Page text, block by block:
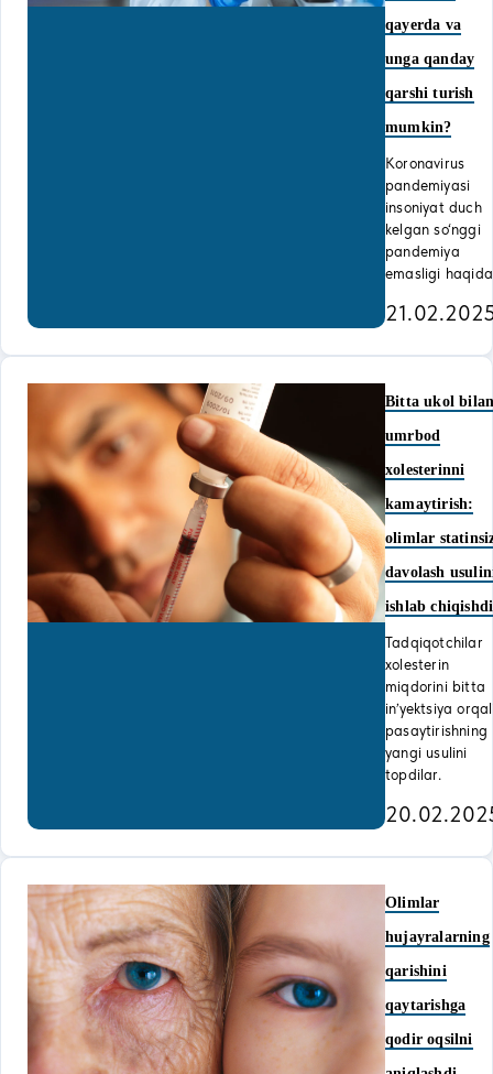
qayerda va
unga qanday
qarshi turish
mumkin?
Koronavirus
pandemiyasi
insoniyat duch
kelgan so‘nggi
pandemiya
emasligi haqida
Bitta ukol
umrbod
xolesterinni
kamaytirish:
olimlar
davolash
ishlab chiqishdi
Tadqiqotchilar
xolesterin
miqdorini bitta
inʼyektsiya
pasaytirishning
yangi usulini
topdilar.
Olimlar
hujayralarning
qarishini
qaytarishga
qodir oqsilni